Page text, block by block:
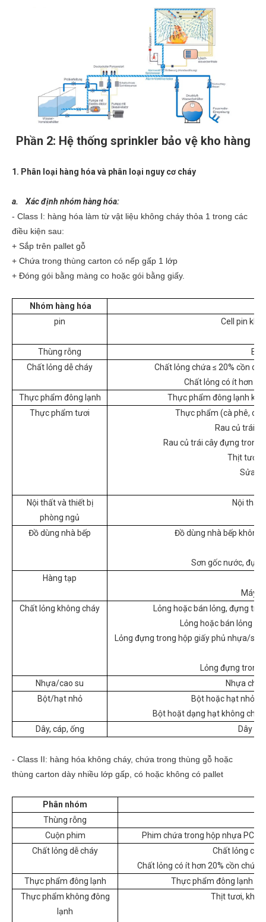
Phần 2: Hệ thống sprinkler bảo vệ kho hàng
1. Phân loại hàng hóa và phân loại nguy cơ cháy
a. Xác định nhóm hàng hóa:
- Class I: hàng hóa làm từ vật liệu không cháy thỏa 1 trong các
điều kiện sau:
+ Sắp trên pallet gỗ
+ Chứa trong thùng carton có nếp gấp 1 lớp
+ Đóng gói bằng màng co hoặc gói bằng giấy.
Nhóm hàng hóa
pin
Cell pin
Thùng rỗng
Chất lỏng dễ cháy
Chất lỏng chứa ≤ 20% cồn
Chất lỏng có ít hơn
Thực phẩm đông lạnh
Thực phẩm đông lạnh
Thực phẩm tươi
Thực phẩm (cà phê, cá,
Rau củ trái
Rau củ trái cây đựng trong
Thịt tươi
Sửa
Nội thất và thiết bị
phòng ngủ
Nội thất
Đồ dùng nhà bếp Đồ dùng nhà bếp không
Sơn gốc nước,
Hàng tạp
Máy
Chất lỏng không cháy
Lỏng hoặc bán lỏng, đựng
Lỏng hoặc bán lỏng
Lỏng đựng trong hộp giấy phủ nhựa/
Lỏng đựng
Nhựa/cao su
Nhựa
Bột/hạt nhỏ
Bột hoặc hạt nhỏ
Bột hoặt dạng hạt không
Dây, cáp, ống
Dây
- Class II: hàng hóa không cháy, chứa trong thùng gỗ hoặc
thùng carton dày nhiều lớp gấp, có hoặc không có pallet
Phân nhóm
Thùng rỗng
Cuộn phim
Phim chứa trong hộp nhựa PC,
Chất lỏng dễ cháy
Chất lỏng có
Chất lỏng có ít hơn 20% cồn chứa
Thực phẩm đông lạnh
Thực phẩm đông lạnh
Thực phẩm không đông
lạnh
Thịt tươi,